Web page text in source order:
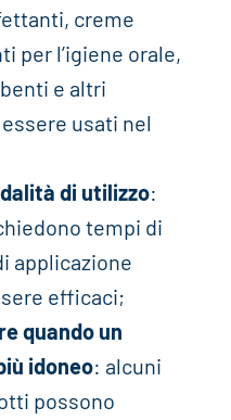
creme
per l’igiene orale,
e altri
usati nel
di utilizzo:
tempi di
applicazione
efficaci;
quando un
idoneo: alcuni
possono